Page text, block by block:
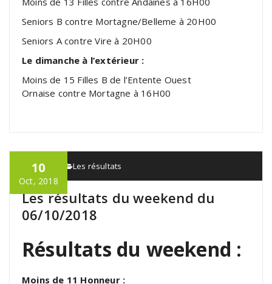
Seniors B contre Mortagne/Belleme à 20H00
Seniors A contre Vire à 20H00
Le dimanche à l’extérieur :
Moins de 15 Filles B de l’Entente Ouest
Ornaise contre Mortagne à 16H00
10
Oct, 2018
admin Les résultats
Les résultats du weekend du
06/10/2018
Résultats du weekend :
Moins de 11 Honneur :